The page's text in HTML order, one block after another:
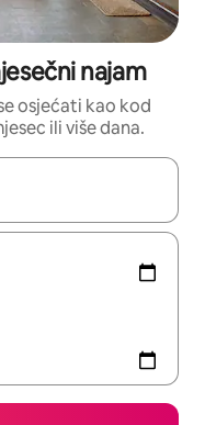
najam
osjećati kao kod
ili više dana.
ih pregledati